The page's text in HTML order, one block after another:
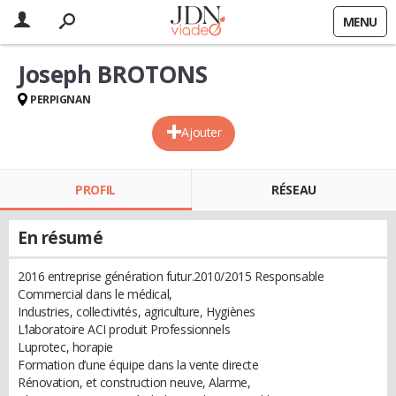
MENU
Ajouter
Joseph BROTONS
PERPIGNAN
PROFIL RÉSEAU
En résumé
2016 entreprise génération futur.2010/2015 Responsable
Commercial dans le médical,
Industries, collectivités, agriculture, Hygiènes
L’laboratoire ACI produit Professionnels
Luprotec, horapie
Formation d’une équipe dans la vente directe
Rénovation, et construction neuve, Alarme,